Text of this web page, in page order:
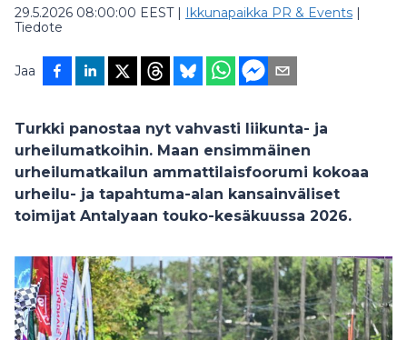
29.5.2026 08:00:00 EEST| Ikkunapaikka PR & Events |
Tiedote
Jaa
Turkki panostaa nyt vahvasti liikunta- ja
urheilumatkoihin. Maan ensimmäinen
urheilumatkailun ammattilaisfoorumi kokoaa
urheilu- ja tapahtuma-alan kansainväliset
toimijat Antalyaan touko-kesäkuussa 2026.